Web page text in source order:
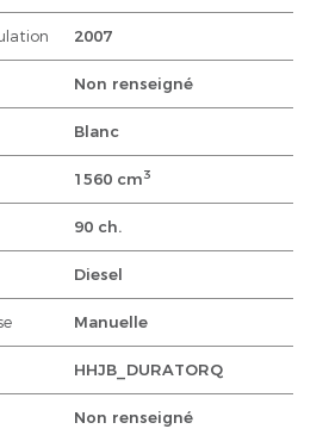
2007
Non renseigné
Blanc
1560 cm3
90 ch.
Diesel
Manuelle
HHJB_DURATORQ
Non renseigné